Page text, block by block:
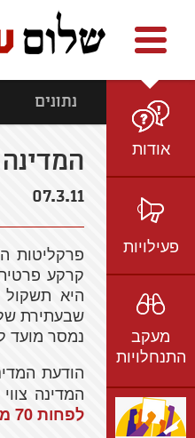
Facebookyoutube twitter
אודות
הצוות
חזון ועמדות
אמיל גרינצווייג
שקיפות
פעילויות
ברשת
בתקשורת
וידאו
מעקב
התנחלויות
נתונים
חדשות
נתונים
07.3.11
פרקליטות
קרקע
היא
שבעתירת
נמסר מועד
הודעת
המדינה
לפחות 70 מאחזים